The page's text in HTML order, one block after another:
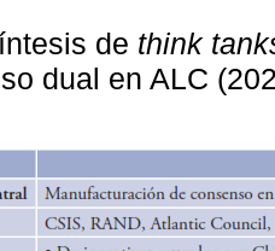
de think
dual en ALC